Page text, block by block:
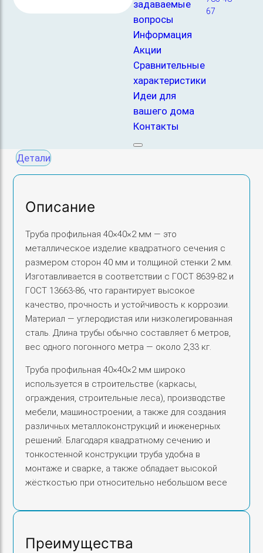
задаваемые
вопросы
Информация
Акции
Сравнительные
характеристики
Идеи для
вашего дома
Контакты
67
области
в
о
4
В корзину
Металлопрокат, Труба профильная
Преимущества
Области применения
Детали
Описание
Труба профильная 40×40×2 мм — это
металлическое изделие квадратного сечения с
размером сторон 40 мм и толщиной стенки 2 мм.
Изготавливается в соответствии с ГОСТ 8639-82 и
ГОСТ 13663-86, что гарантирует высокое
качество, прочность и устойчивость к коррозии.
Материал — углеродистая или низколегированная
сталь. Длина трубы обычно составляет 6 метров,
вес одного погонного метра — около 2,33 кг.
Труба профильная 40×40×2 мм широко
используется в строительстве (каркасы,
ограждения, строительные леса), производстве
мебели, машиностроении, а также для создания
различных металлоконструкций и инженерных
решений. Благодаря квадратному сечению и
тонкостенной конструкции труба удобна в
монтаже и сварке, а также обладает высокой
жёсткостью при относительно небольшом весе
Преимущества